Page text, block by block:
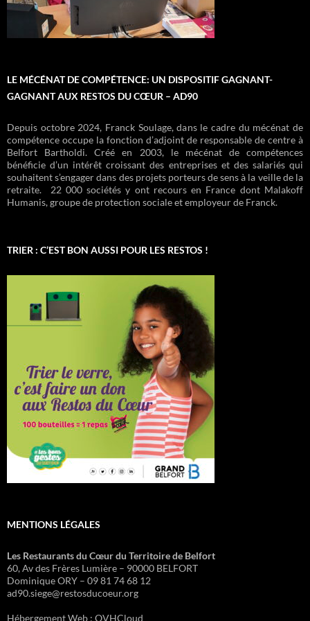
LE MÉCÉNAT DE COMPÉTENCE: UN DISPOSITIF GAGNANT-
GAGNANT AUX RESTOS DU CŒUR – AD90
Depuis octobre 2024, Franck Soulage, dans le cadre du mécénat de
compétence occupe la fonction d’adjoint de responsable de centre à
Belfort Bartholdi. Créé en 2003, le mécénat de compétences
bénéficie d’un intérêt croissant des entreprises et des salariés qui
souhaitent s’engager dans des projets porteurs de sens à la veille de la
retraite. 22 000 sociétés y ont recours en France dont Malakoff
Humanis, groupe de protection sociale et employeur de Franck.
TRIER : C’EST BON AUSSI POUR LES RESTOS !
MENTIONS LÉGALES
Les Restaurants du Cœur du Territoire de Belfort
60, Av des Frères Lumière – 90000 BELFORT
Dominique ORY – 09 81 74 68 12
ad90.siege@restosducoeur.org
Hébergement Web : OVHCloud